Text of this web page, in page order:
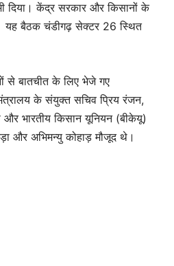
दिया। केंद्र सरकार और किसानों के
यह बैठक चंडीगढ़ सेक्टर 26 स्थित
से बातचीत के लिए भेजे गए
के संयुक्त सचिव प्रिय रंजन,
और भारतीय किसान यूनियन (बीकेयू)
और अभिमन्यु कोहाड़ मौजूद थे।